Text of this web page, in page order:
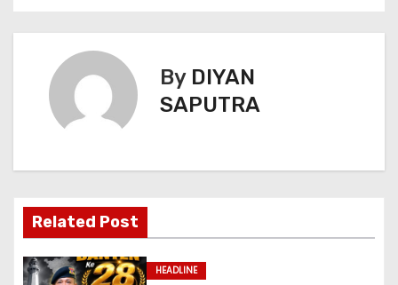
By DIYAN
SAPUTRA
Related Post
HEADLINE